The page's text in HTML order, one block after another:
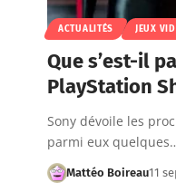
ACTUALITÉS JEUX
Que s’est-il
PlayStation
Sony dévoile les
parmi eux
Mattéo Boireau11